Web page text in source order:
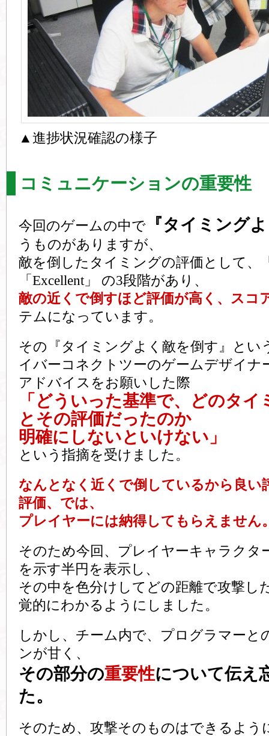
▲進捗状況確認の様子
コミュニケーションの重要性
今回のゲームの中で 『タイミング
うものがありますが、
敵を倒したタイミングの評価として、
「Excellent」 の3段階があり、
敵の近くで倒すほど評価が高く、スコ
テムになっています。
その『タイミングよく敵を倒す』とい
イバーコネクトツーのゲームデザイナ
アドバイスをお願いした際
「どういった基準で、どのタ
とその評価だったのか
明確にしないといけない」
という指摘を受けました。
なんとなく近くで倒しているから良い
評価、では、
プレイヤーには納得してもらえません
そのため今回、プレイヤーキャラクタ
を示す半円を表示し、
その中を色分けしてどの距離で攻撃し
覚的にわかるようにしました。
しかし、チーム内で、プログラマーと
ンが甘く、
その部分の重要性について伝え
た。
そのため、攻撃そのものはできるよう